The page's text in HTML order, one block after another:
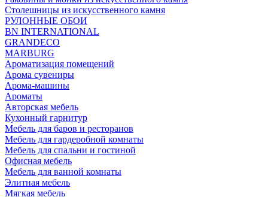
Столешницы из искусственного камня
РУЛОННЫЕ ОБОИ
BN INTERNATIONAL
GRANDECO
MARBURG
Ароматизация помещений
Арома сувениры
Арома-машины
Ароматы
Авторская мебель
Кухонный гарнитур
Мебель для баров и ресторанов
Мебель для гардеробной комнаты
Мебель для спальни и гостиной
Офисная мебель
Мебель для ванной комнаты
Элитная мебель
Мягкая мебель